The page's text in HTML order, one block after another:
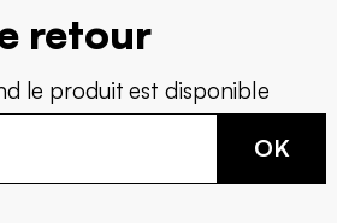
retour
le produit est disponible
OK